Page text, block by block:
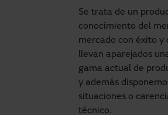
Se trata de un
conocimiento del
mercado con éxito y
llevan aparejados
gama actual de
y además
situaciones o
técnico.